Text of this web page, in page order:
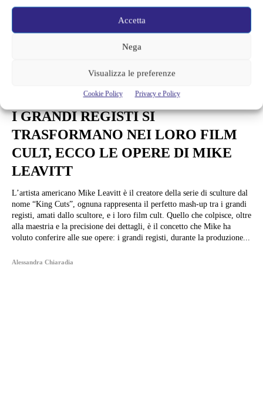
Accetta
Nega
Visualizza le preferenze
Cookie Policy Privacy e Policy
I GRANDI REGISTI SI
TRASFORMANO NEI LORO FILM
CULT, ECCO LE OPERE DI MIKE
LEAVITT
L’artista americano Mike Leavitt è il creatore della serie di sculture dal
nome “King Cuts”, ognuna rappresenta il perfetto mash-up tra i grandi
registi, amati dallo scultore, e i loro film cult. Quello che colpisce, oltre
alla maestria e la precisione dei dettagli, è il concetto che Mike ha
voluto conferire alle sue opere: i grandi registi, durante la produzione...
Alessandra Chiaradia